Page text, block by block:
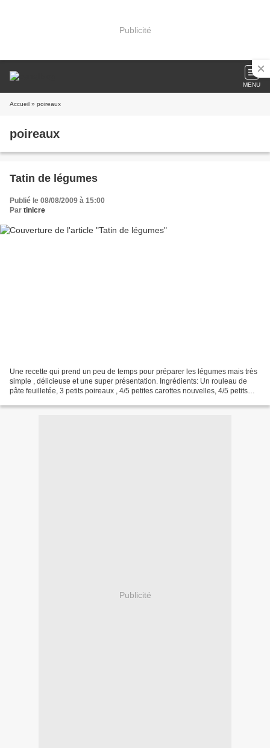
Publicité
MENU
Accueil » poireaux
poireaux
Tatin de légumes
Publié le 08/08/2009 à 15:00
Par tinicre
Une recette qui prend un peu de temps pour préparer les légumes mais très
simple , délicieuse et une super présentation. Ingrédients: Un rouleau de
pâte feuilletée, 3 petits poireaux , 4/5 petites carottes nouvelles, 4/5 petits
Publicité